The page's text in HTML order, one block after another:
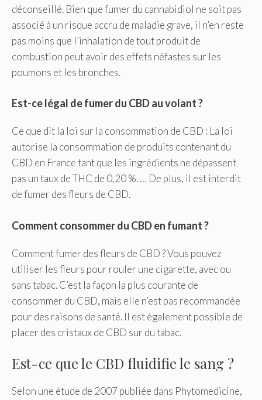
déconseillé. Bien que fumer du cannabidiol ne soit pas
associé à un risque accru de maladie grave, il n’en reste
pas moins que l’inhalation de tout produit de
combustion peut avoir des effets néfastes sur les
poumons et les bronches.
Est-ce légal de fumer du CBD au volant ?
Ce que dit la loi sur la consommation de CBD : La loi
autorise la consommation de produits contenant du
CBD en France tant que les ingrédients ne dépassent
pas un taux de THC de 0,20 %. … De plus, il est interdit
de fumer des fleurs de CBD.
Comment consommer du CBD en fumant ?
Comment fumer des fleurs de CBD ? Vous pouvez
utiliser les fleurs pour rouler une cigarette, avec ou
sans tabac. C’est la façon la plus courante de
consommer du CBD, mais elle n’est pas recommandée
pour des raisons de santé. Il est également possible de
placer des cristaux de CBD sur du tabac.
Est-ce que le CBD fluidifie le sang ?
Selon une étude de 2007 publiée dans Phytomedicine,